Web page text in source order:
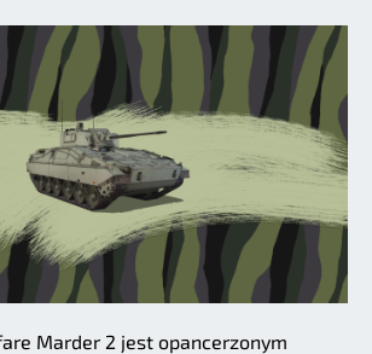
Marder 2 jest opancerzonym